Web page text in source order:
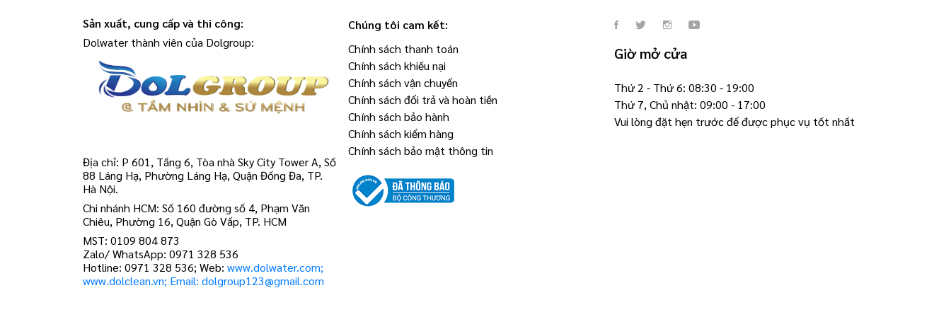
Sản xuất, cung cấp và thi công:
Dolwater thành viên của Dolgroup:
Địa chỉ: P 601, Tầng 6, Tòa nhà Sky City Tower A, Số
88 Láng Hạ, Phường Láng Hạ, Quận Đống Đa, TP.
Hà Nội.
Chi nhánh HCM: Số 160 đường số 4, Phạm Văn
Chiêu, Phường 16, Quận Gò Vấp, TP. HCM
MST: 0109 804 873
Zalo/ WhatsApp: 0971 328 536
Hotline: 0971 328 536; Web: www.dolwater.com;
www.dolclean.vn; Email: dolgroup123@gmail.com
Chúng tôi cam kết:
Chính sách thanh toán
Chính sách khiếu nại
Chính sách vận chuyển
Chính sách đổi trả và hoàn tiền
Chính sách bảo hành
Chính sách kiểm hàng
Chính sách bảo mật thông tin
Giờ mở cửa
Thứ 2 - Thứ 6: 08:30 - 19:00
Thứ 7, Chủ nhật: 09:00 - 17:00
Vui lòng đặt hẹn trước để được phục vụ tốt nhất